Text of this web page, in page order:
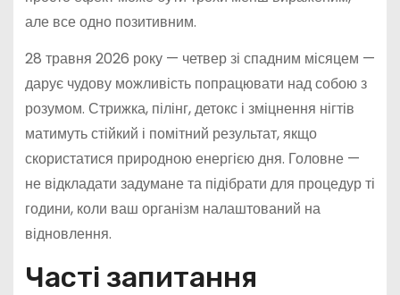
але все одно позитивним.
28 травня 2026 року — четвер зі спадним місяцем —
дарує чудову можливість попрацювати над собою з
розумом. Стрижка, пілінг, детокс і зміцнення нігтів
матимуть стійкий і помітний результат, якщо
скористатися природною енергією дня. Головне —
не відкладати задумане та підібрати для процедур ті
години, коли ваш організм налаштований на
відновлення.
Часті запитання